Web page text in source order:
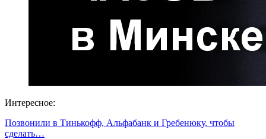
Интересное:
Позвонили в Тинькофф, Альфабанк и Гребенюку, чтобы
сделать…